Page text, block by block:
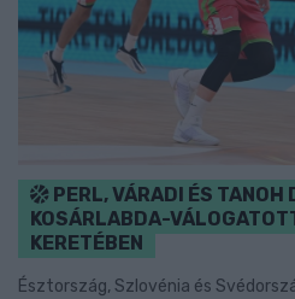
PERL, VÁRADI ÉS TANOH
KOSÁRLABDA-
KERETÉBEN
Észtország, Szlovénia és